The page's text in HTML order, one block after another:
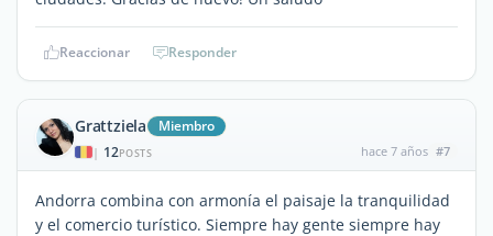
Reaccionar Responder
Grattziela Miembro
| 12POSTS hace 7 años #7
Andorra combina con armonía el paisaje la tranquilidad
y el comercio turístico. Siempre hay gente siempre hay